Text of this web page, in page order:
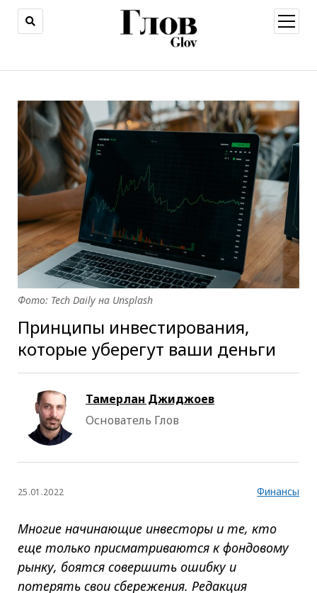
меню
Фото: Tech Daily на Unsplash
Принципы инвестирования,
которые уберегут ваши деньги
Тамерлан Джиджоев
Основатель Глов
25.01.2022 Финансы
Многие начинающие инвесторы и те, кто
еще только присматриваются к фондовому
рынку, боятся совершить ошибку и
потерять свои сбережения. Редакция